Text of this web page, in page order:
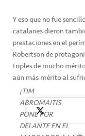
Y eso que no fue
catalanes dieron
prestaciones en el
Robertson de
triples de mucho
aún más mérito al
¡TIM
ABROMAITIS
PONE POR
DELANTE EN EL